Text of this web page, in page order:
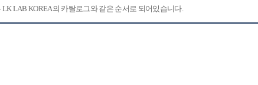
LAB KOREA의 카탈로그와 같은 순서로 되어있습니다.